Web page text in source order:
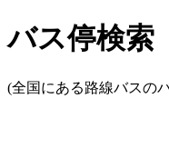
バス停検索
(全国にある路線バスの